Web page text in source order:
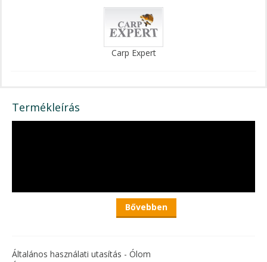
Carp Expert
Termékleírás
Bővebben
Általános használati utasítás - Ólom